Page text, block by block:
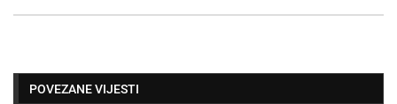
POVEZANE VIJESTI